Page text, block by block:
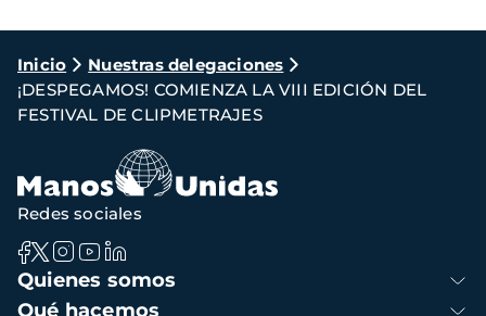
Ruta
de
navegación
Inicio
Nuestras delegaciones
¡DESPEGAMOS! COMIENZA LA VIII EDICIÓN DEL
FESTIVAL DE CLIPMETRAJES
Navegación
principal
Quienes somos
Qué hacemos
Redes sociales